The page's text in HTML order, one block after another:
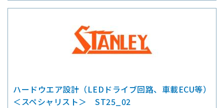
ハードウエア設計（LEDドライブ回路、車載ECU等）
＜スペシャリスト＞ ST25_02